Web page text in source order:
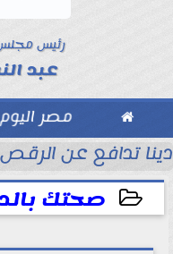
رئيس مجلس
عبد
 مصر اليوم
دينا تدافع عن
صحتك